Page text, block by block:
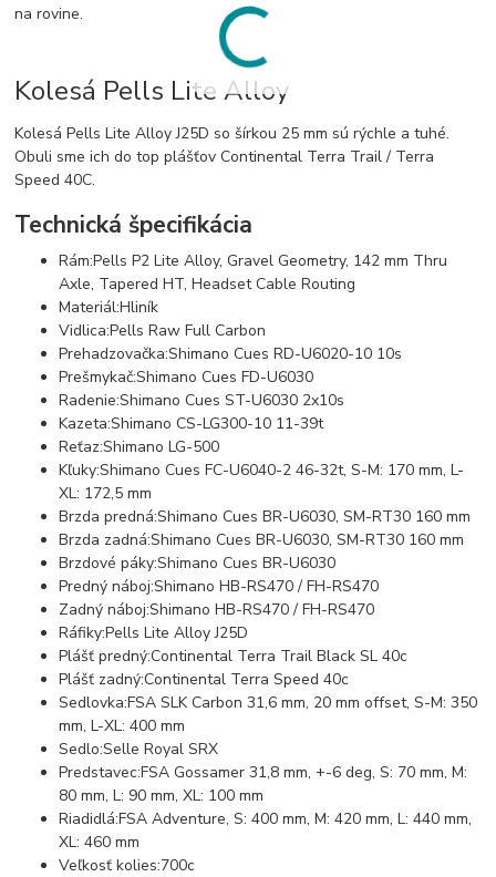
na rovine.
Kolesá Pells Lite Alloy
Kolesá Pells Lite Alloy J25D so šírkou 25 mm sú rýchle a tuhé.
Obuli sme ich do top plášťov Continental Terra Trail / Terra
Speed 40C.
Technická špecifikácia
Rám:Pells P2 Lite Alloy, Gravel Geometry, 142 mm Thru
Axle, Tapered HT, Headset Cable Routing
Materiál:Hliník
Vidlica:Pells Raw Full Carbon
Prehadzovačka:Shimano Cues RD-U6020-10 10s
Prešmykač:Shimano Cues FD-U6030
Radenie:Shimano Cues ST-U6030 2x10s
Kazeta:Shimano CS-LG300-10 11-39t
Reťaz:Shimano LG-500
Kľuky:Shimano Cues FC-U6040-2 46-32t, S-M: 170 mm, L-
XL: 172,5 mm
Brzda predná:Shimano Cues BR-U6030, SM-RT30 160 mm
Brzda zadná:Shimano Cues BR-U6030, SM-RT30 160 mm
Brzdové páky:Shimano Cues BR-U6030
Predný náboj:Shimano HB-RS470 / FH-RS470
Zadný náboj:Shimano HB-RS470 / FH-RS470
Ráfiky:Pells Lite Alloy J25D
Plášť predný:Continental Terra Trail Black SL 40c
Plášť zadný:Continental Terra Speed 40c
Sedlovka:FSA SLK Carbon 31,6 mm, 20 mm offset, S-M: 350
mm, L-XL: 400 mm
Sedlo:Selle Royal SRX
Predstavec:FSA Gossamer 31,8 mm, +-6 deg, S: 70 mm, M:
80 mm, L: 90 mm, XL: 100 mm
Riadidlá:FSA Adventure, S: 400 mm, M: 420 mm, L: 440 mm,
XL: 460 mm
Veľkosť kolies:700c